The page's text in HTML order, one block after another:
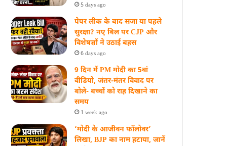
5 days ago
पेपर लीक के बाद सजा या पहले
सुरक्षा? नए बिल पर CJP और
विशेषज्ञों ने उठाई बहस
6 days ago
9 दिन में PM मोदी का 5वां
वीडियो, जंतर-मंतर विवाद पर
बोले- बच्चों को राह दिखाने का
समय
1 week ago
‘मोदी के आजीवन फॉलोवर’
लिखा, BJP का नाम हटाया, जानें